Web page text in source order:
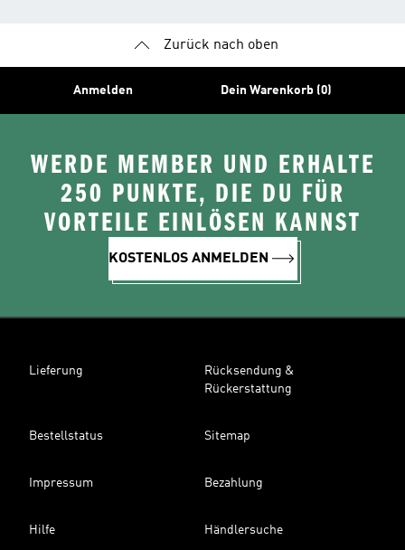
Zurück nach oben
Anmelden Dein Warenkorb (0)
WERDE MEMBER UND ERHALTE
250 PUNKTE, DIE DU FÜR
VORTEILE EINLÖSEN KANNST
KOSTENLOS ANMELDEN
Lieferung
Rücksendung &
Rückerstattung
Bestellstatus Sitemap
Impressum Bezahlung
Hilfe Händlersuche